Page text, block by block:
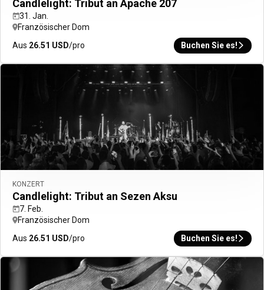
Ihre Urlaubsplanung ist jetzt noch einfacher
Erkunden Sie Europa wie ein Einheimischer
Planen Sie im Voraus mit unseren ausgewählten City
City Guides ansehen
Zurück
Candlelight: Tribut an Apache 207
31. Jan.
Französischer Dom
Aus 26.51 USD/pro Buchen Sie es!
KONZERT
Candlelight: Tribut an Sezen Aksu
7. Feb.
Französischer Dom
Aus 26.51 USD/pro Buchen Sie es!